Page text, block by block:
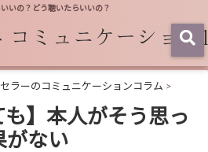
いの？どう聴いたらいいの？
ラーのコミュニケーションコラム >
も】本人がそう思っ
がない